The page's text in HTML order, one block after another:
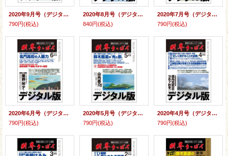
2020年9月号（デジタル版）
790円(税込)
2020年8月号（デジタル版）
840円(税込)
2020年7月号（デジタル版）
790円(税込)
2020年6月号（デジタル版）
790円(税込)
2020年5月号（デジタル版）
790円(税込)
2020年4月号（デジタル版）
790円(税込)